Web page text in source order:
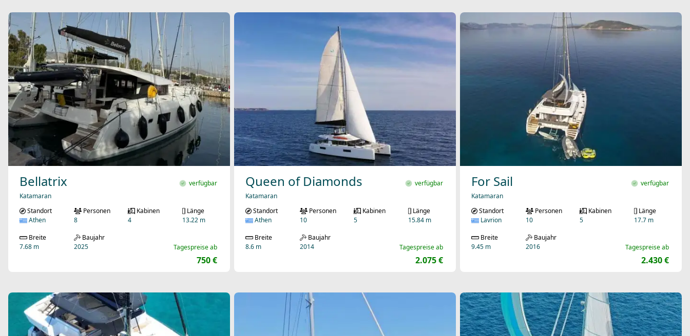
Bellatrix
Katamaran
verfügbar
Tagespreise ab
750 €
Standort
Athen
Personen
8
Kabinen
4
Länge
13.22 m
Breite
7.68 m
Baujahr
2025
Queen of Diamonds
Katamaran
verfügbar
Tagespreise ab
2.075 €
Standort
Athen
Personen
10
Kabinen
5
Länge
15.84 m
Breite
8.6 m
Baujahr
2014
For Sail
Katamaran
verfügbar
Tagespreise ab
2.430 €
Standort
Lavrion
Personen
10
Kabinen
5
Länge
17.7 m
Breite
9.45 m
Baujahr
2016